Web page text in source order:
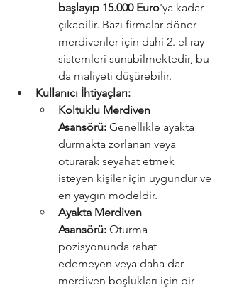
başlayıp 15.000 Euro'ya kadar
çıkabilir. Bazı firmalar döner
merdivenler için dahi 2. el ray
sistemleri sunabilmektedir, bu
da maliyeti düşürebilir.
Kullanıcı İhtiyaçları:
Koltuklu Merdiven
Asansörü: Genellikle ayakta
durmakta zorlanan veya
oturarak seyahat etmek
isteyen kişiler için uygundur ve
en yaygın modeldir.
Ayakta Merdiven
Asansörü: Oturma
pozisyonunda rahat
edemeyen veya daha dar
merdiven boşlukları için bir